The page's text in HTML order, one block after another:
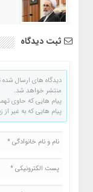
ثبت دیدگاه
دیدگاه های ارسال
منتشر خواهد شد.
پیام هایی که حاوی
پیام هایی که به غیر